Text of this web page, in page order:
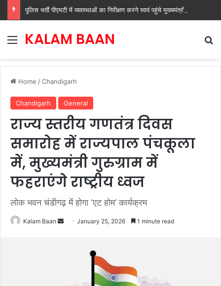
Menu
KALAM BAAN
Home /Chandigarh
Chandigarh General
राज्य स्तरीय गणतंत्र दिवस
समारोह में राज्यपाल पंचकूला
में, मुख्यमंत्री गुरुग्राम में
फहराएंगे राष्ट्रीय ध्वज
लोक भवन चंडीगढ़ में होगा ‘एट होम’ कार्यक्रम
Kalam Baan
SendJanuary 25, 2026 1 minute read